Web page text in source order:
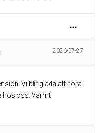
2026-07-27
Vi blir glada att höra
hos oss. Varmt